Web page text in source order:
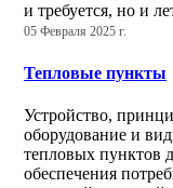
и требуется, но и
05 Февраля 2025 г.
Тепловые пункты
Устройство,
оборудование и
тепловых пунктов
обеспечения